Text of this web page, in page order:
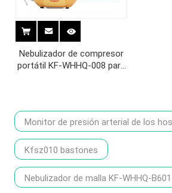
Nebulizador de compresor
portátil KF-WHHQ-008 para
Monitor de presión arterial de los
Kfsz010 bastones
Nebulizador de malla KF-WHHQ-B601